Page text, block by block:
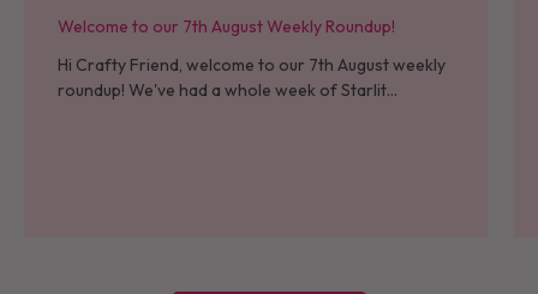
Welcome to our 7th August Weekly Roundup!
Hi Crafty Friend, welcome to our 7th August weekly
roundup! We've had a whole week of Starlit